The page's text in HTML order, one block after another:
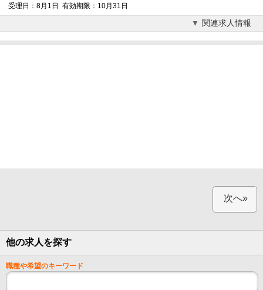
受理日：8月1日 有効期限：10月31日
関連求人情報
次へ»
他の求人を探す
職種や希望のキーワード